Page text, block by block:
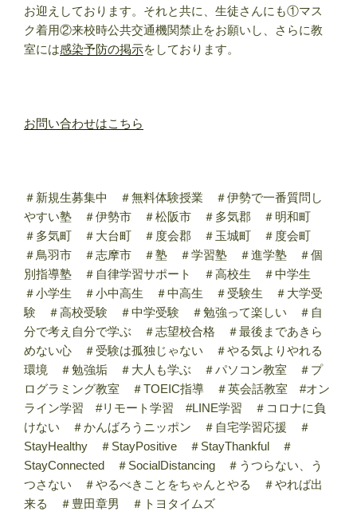
お迎えしております。それと共に、生徒さんにも①マス
ク着用②来校時公共交通機関禁止をお願いし、さらに教
室には感染予防の掲示をしております。
お問い合わせはこちら
＃新規生募集中 ＃無料体験授業 ＃伊勢で一番質問し
やすい塾 ＃伊勢市 ＃松阪市 ＃多気郡 ＃明和町
＃多気町 ＃大台町 ＃度会郡 ＃玉城町 ＃度会町
＃鳥羽市 ＃志摩市 ＃塾 ＃学習塾 ＃進学塾 ＃個
別指導塾 ＃自律学習サポート ＃高校生 ＃中学生
＃小学生 ＃小中高生 ＃中高生 ＃受験生 ＃大学受
験 ＃高校受験 ＃中学受験 ＃勉強って楽しい ＃自
分で考え自分で学ぶ ＃志望校合格 ＃最後まであきら
めない心 ＃受験は孤独じゃない ＃やる気よりやれる
環境 ＃勉強垢 ＃大人も学ぶ ＃パソコン教室 ＃プ
ログラミング教室 ＃TOEIC指導 ＃英会話教室 #オン
ライン学習 #リモート学習 #LINE学習 ＃コロナに負
けない ＃かんばろうニッポン ＃自宅学習応援 ＃
StayHealthy ＃StayPositive ＃StayThankful ＃
StayConnected ＃SocialDistancing ＃うつらない、う
つさない ＃やるべきことをちゃんとやる ＃やれば出
来る ＃豊田章男 ＃トヨタイムズ